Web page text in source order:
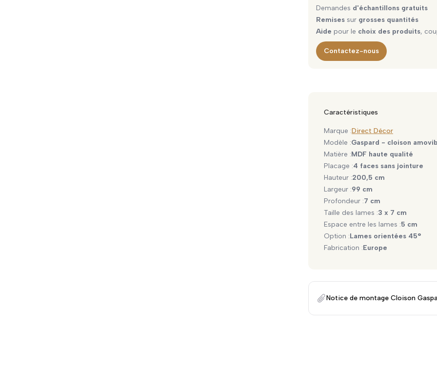
Demandes d'échantillons gratuits
Remises sur grosses quantités
Aide pour le choix des produits,
Contactez-nous
Caractéristiques
Marque :Direct Décor
Modèle :Gaspard - cloison
Matière :MDF haute qualité
Placage :4 faces sans jointure
Hauteur :200,5 cm
Largeur :99 cm
Profondeur :7 cm
Taille des lames :3 x 7 cm
Espace entre les lames :5 cm
Option :Lames orientées 45°
Fabrication :Europe
Notice de montage Cloison